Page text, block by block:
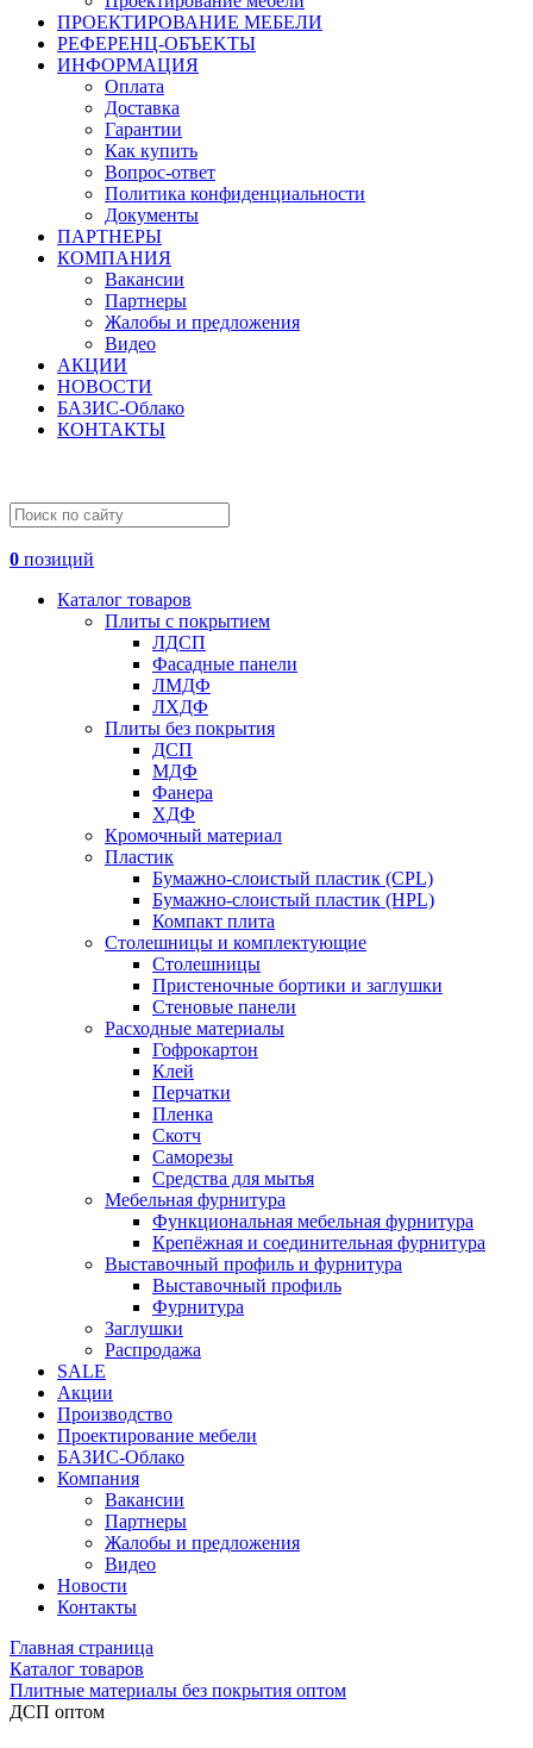
ПРОЕКТИРОВАНИЕ МЕБЕЛИ
РЕФЕРЕНЦ-ОБЪЕKТЫ
ИНФОРМАЦИЯ
Оплата
Доставка
Гарантии
Как купить
Вопрос-ответ
Политика конфиденциальности
Документы
ПАРТНЕРЫ
КОМПАНИЯ
Вакансии
Партнеры
Жалобы и предложения
Видео
АКЦИИ
НОВОСТИ
БАЗИС-Облако
КОНТАКТЫ
0 позиций
Каталог товаров
Плиты с покрытием
ЛДСП
Фасадные панели
ЛМДФ
ЛХДФ
Плиты без покрытия
ДСП
МДФ
Фанера
ХДФ
Кромочный материал
Пластик
Бумажно-слоистый пластик (CPL)
Бумажно-слоистый пластик (HPL)
Компакт плита
Столешницы и комплектующие
Столешницы
Пристеночные бортики и заглушки
Стеновые панели
Расходные материалы
Гофрокартон
Клей
Перчатки
Пленка
Скотч
Саморезы
Средства для мытья
Мебельная фурнитура
Функциональная мебельная фурнитура
Крепёжная и соединительная фурнитура
Выставочный профиль и фурнитура
Выставочный профиль
Фурнитура
Заглушки
Распродажа
SALE
Акции
Производство
Проектирование мебели
БАЗИС-Облако
Компания
Вакансии
Партнеры
Жалобы и предложения
Видео
Новости
Контакты
Главная страница
Каталог товаров
Плитные материалы без покрытия оптом
ДСП оптом